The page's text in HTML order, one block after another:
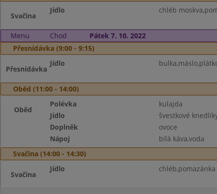
Svačina
Jídlo chléb
Menu Chod
Pátek 7. 10. 2022
Přesnídávka (9:00 - 9:15)
Přesnídávka
Jídlo
Oběd (11:00 - 14:00)
Oběd
Polévka
kulajda
Jídlo
švestkové
Doplněk
ovoce
Nápoj
bílá káva,voda
Svačina (14:00 - 14:30)
Svačina
Jídlo